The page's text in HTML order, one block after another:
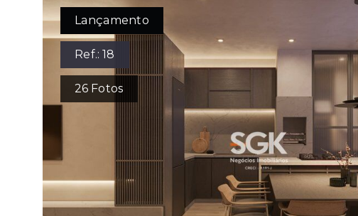
Lançamento
Ref.:18
26 Fotos